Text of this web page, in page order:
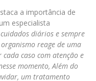
a importância de
especialista
diários e sempre
reage de uma
caso com atenção e
momento, Além do
um tratamento